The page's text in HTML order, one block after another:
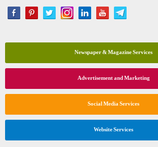
Newspaper & Magazine Services
Advertisement and Marketing
Social Media Services
Website Services